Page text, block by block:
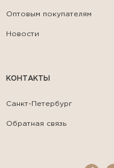
Оптовым покупателям
Новости
КОНТАКТЫ
Санкт-Петербург
Обратная связь